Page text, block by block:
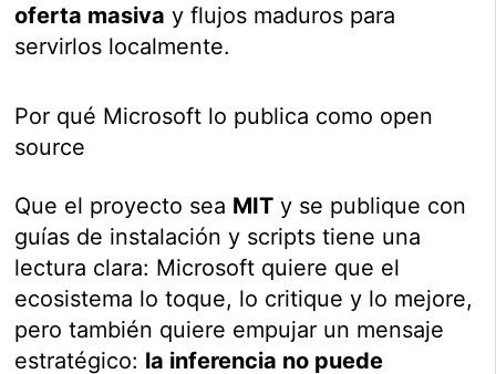
oferta masiva y flujos maduros para
servirlos localmente.
Por qué Microsoft lo publica como open
source
Que el proyecto sea MIT y se publique con
guías de instalación y scripts tiene una
lectura clara: Microsoft quiere que el
ecosistema lo toque, lo critique y lo mejore,
pero también quiere empujar un mensaje
estratégico: la inferencia no puede